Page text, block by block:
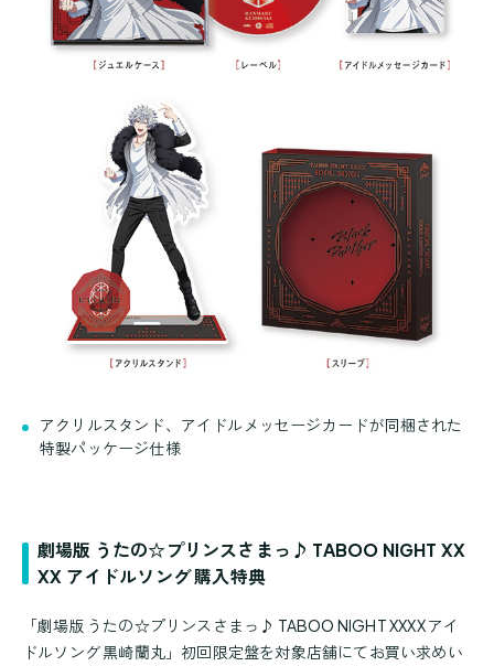
アクリルスタンド、アイドルメッセージカードが同梱された
特製パッケージ仕様
劇場版 うたの☆プリンスさまっ♪ TABOO NIGHT XX
XX アイドルソング 購入特典
「劇場版 うたの☆プリンスさまっ♪ TABOO NIGHT XXXX アイ
ドルソング 黒崎蘭丸」初回限定盤を対象店舗にてお買い求めい